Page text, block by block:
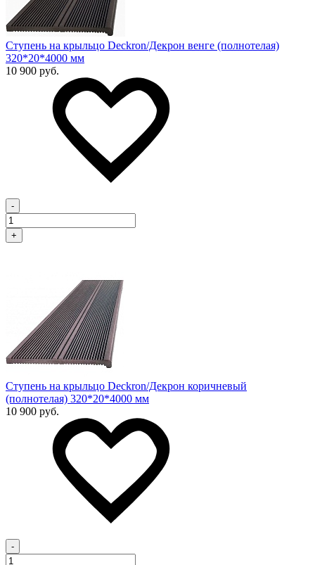
Ступень на крыльцо Deckron/Декрон венге (полнотелая)
320*20*4000 мм
10 900 руб.
-
+
Ступень на крыльцо Deckron/Декрон коричневый
(полнотелая) 320*20*4000 мм
10 900 руб.
-